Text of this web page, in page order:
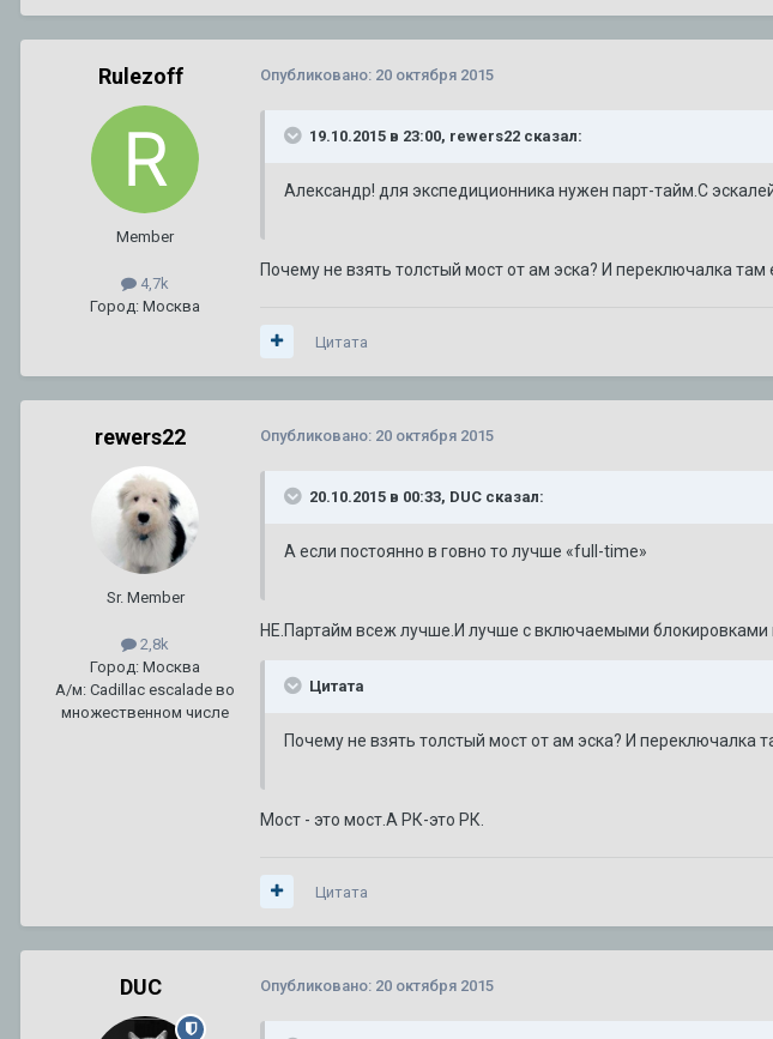
Rulezoff
Member
4,7k
Город: Москва
Опубликовано: 20 октября 2015
19.10.2015 в 23:00, rewers22 сказал:
Александр! для экспедиционника нужен парт-тайм.С
Почему не взять толстый мост от ам эска? И переключалка там
Цитата
rewers22
Sr. Member
2,8k
Город: Москва
А/м: Cadillac escalade во
множественном числе
Опубликовано: 20 октября 2015
20.10.2015 в 00:33, DUC сказал:
А если постоянно в говно то лучше «full-time»
НЕ.Партайм всеж лучше.И лучше с включаемыми блокировками
Цитата
Почему не взять толстый мост от ам эска? И переключалка
Мост - это мост.А РК-это РК.
Цитата
DUC Опубликовано: 20 октября 2015